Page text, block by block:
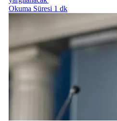
Okuma Süresi 1 dk